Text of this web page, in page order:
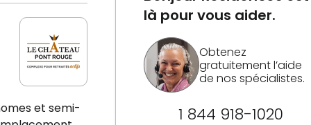
et semi-
là pour vous aider.
Obtenez
gratuitement l’aide
de nos spécialistes.
1 844 918-1020